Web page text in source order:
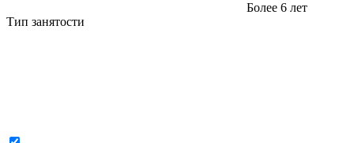
Более 6 лет
Тип занятости